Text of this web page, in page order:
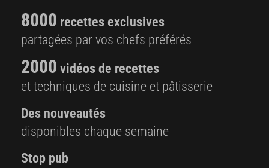
8000 recettes exclusives
partagées par vos chefs préférés
2000 vidéos de recettes
et techniques de cuisine et pâtisserie
Des nouveautés
disponibles chaque semaine
Stop pub